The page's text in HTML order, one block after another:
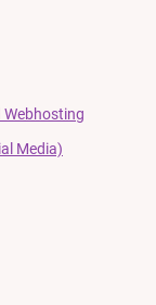
Webhosting
Media)